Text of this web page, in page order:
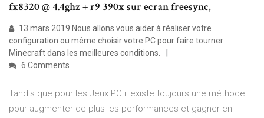
fx8320 @ 4.4ghz + r9 390x sur ecran freesync,
13 mars 2019 Nous allons vous aider à réaliser votre
configuration ou même choisir votre PC pour faire tourner
Minecraft dans les meilleures conditions.
6 Comments
Tandis que pour les Jeux PC il existe toujours une méthode
pour augmenter de plus les performances et gagner en